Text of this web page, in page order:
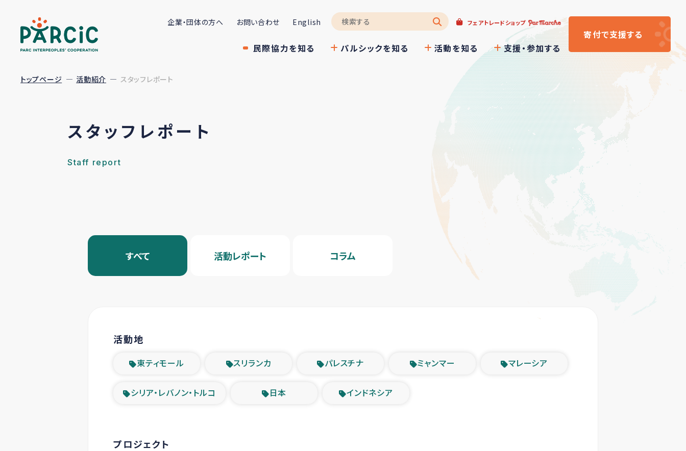
企業・団体の方へ お問い合わせ English フェアトレードショップ
民際協力を知る パルシックを知る 活動を知る 支援・参加する
寄付で支援する
トップページ 活動紹介 スタッフレポート
スタッフレポート
Staff report
すべて 活動レポート コラム
活動地
東ティモール スリランカ パレスチナ ミャンマー マレーシア
シリア・レバノン・トルコ 日本 インドネシア
プロジェクト